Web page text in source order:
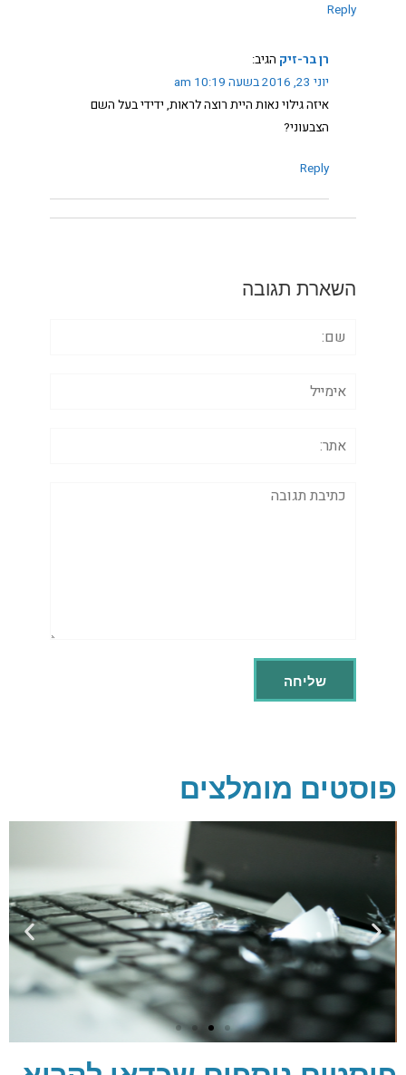
Reply
רן בר-זיק הגיב:
יוני 23, 2016 בשעה 10:19 am
איזה גילוי נאות היית רוצה לראות, ידידי בעל השם
הצבעוני?
Reply
השארת תגובה
תגובה
פוסטים מומלצים